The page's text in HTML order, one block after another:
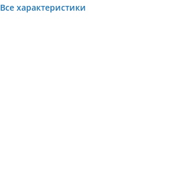
Все характеристики